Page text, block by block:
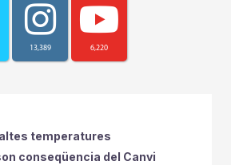
13,389 6,220
temperatures
conseqüencia del Canvi